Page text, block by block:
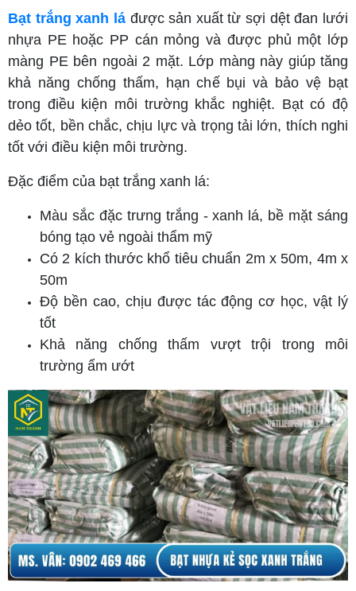
Bạt trắng xanh lá được sản xuất từ sợi dệt đan lưới
nhựa PE hoặc PP cán mỏng và được phủ một lớp
màng PE bên ngoài 2 mặt. Lớp màng này giúp tăng
khả năng chống thấm, hạn chế bụi và bảo vệ bạt
trong điều kiện môi trường khắc nghiệt. Bạt có độ
dẻo tốt, bền chắc, chịu lực và trọng tải lớn, thích nghi
tốt với điều kiện môi trường.
Đặc điểm của bạt trắng xanh lá:
Màu sắc đặc trưng trắng - xanh lá, bề mặt sáng
bóng tạo vẻ ngoài thẩm mỹ
Có 2 kích thước khổ tiêu chuẩn 2m x 50m, 4m x
50m
Độ bền cao, chịu được tác động cơ học, vật lý
tốt
Khả năng chống thấm vượt trội trong môi
trường ẩm ướt